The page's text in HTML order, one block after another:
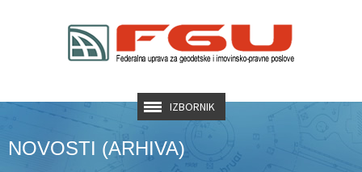
IZBORNIK
NOVOSTI (ARHIVA)